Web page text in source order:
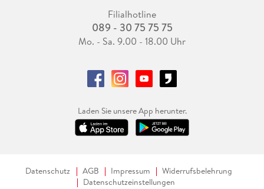
Filialhotline
089 - 30 75 75 75
Mo. - Sa. 9.00 - 18.00 Uhr
Laden Sie unsere App herunter.
Datenschutz AGB Impressum
Widerrufsbelehrung
Datenschutzeinstellungen